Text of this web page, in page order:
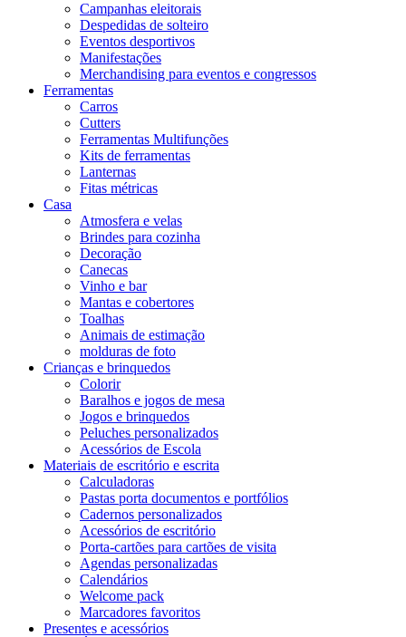
Campanhas eleitorais
Despedidas de solteiro
Eventos desportivos
Manifestações
Merchandising para eventos e congressos
Ferramentas
Carros
Cutters
Ferramentas Multifunções
Kits de ferramentas
Lanternas
Fitas métricas
Casa
Atmosfera e velas
Brindes para cozinha
Decoração
Canecas
Vinho e bar
Mantas e cobertores
Toalhas
Animais de estimação
molduras de foto
Crianças e brinquedos
Colorir
Baralhos e jogos de mesa
Jogos e brinquedos
Peluches personalizados
Acessórios de Escola
Materiais de escritório e escrita
Calculadoras
Pastas porta documentos e portfólios
Cadernos personalizados
Acessórios de escritório
Porta-cartões para cartões de visita
Agendas personalizadas
Calendários
Welcome pack
Marcadores favoritos
Presentes e acessórios